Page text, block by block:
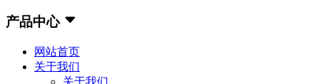
产品中心
网站首页
关于我们